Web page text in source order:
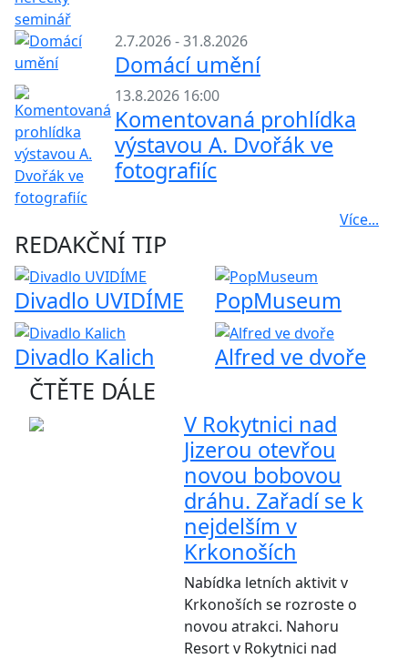
2.7.2026 - 31.8.2026
Domácí umění
13.8.2026 16:00
Komentovaná prohlídka
výstavou A. Dvořák ve
fotografiíc
Více...
REDAKČNÍ TIP
Divadlo UVIDÍME
PopMuseum
Divadlo Kalich
Alfred ve dvoře
ČTĚTE DÁLE
V Rokytnici nad
Jizerou otevřou
novou bobovou
dráhu. Zařadí se k
nejdelším v
Krkonoších
Nabídka letních aktivit v
Krkonoších se rozroste o
novou atrakci. Nahoru
Resort v Rokytnici nad